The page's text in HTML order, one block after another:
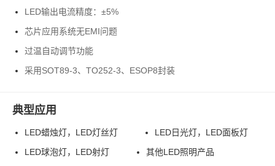
LED输出电流精度：±5%
芯片应用系统无EMI问题
过温自动调节功能
采用SOT89-3、TO252-3、ESOP8封装
典型应用
LED蜡烛灯，LED灯丝灯
LED日光灯，LED面板灯
LED球泡灯，LED射灯
其他LED照明产品